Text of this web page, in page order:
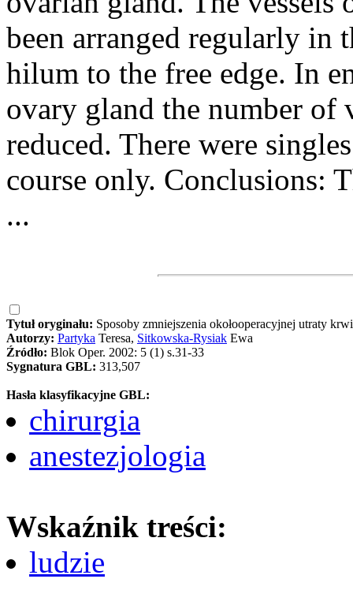
been arranged regularly in
hilum to the free edge. In
ovary gland the number of
reduced. There were
course only. Conclusions:
...
Tytuł oryginału: Sposoby zmniejszenia okołooperacyjnej utraty
Autorzy: Partyka Teresa, Sitkowska-Rysiak Ewa
Źródło: Blok Oper. 2002: 5 (1) s.31-33
Sygnatura GBL: 313,507
Hasła klasyfikacyjne GBL:
chirurgia
anestezjologia
Wskaźnik treści:
ludzie